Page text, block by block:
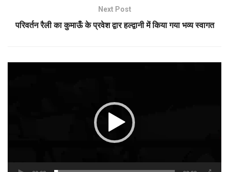
Next Post
परिवर्तन रैली का कुमाऊँ के प्रवेश द्वार हल्द्वानी में किया गया भव्य स्वागत